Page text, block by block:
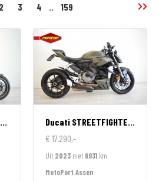
2 3 4 .. 159
Ducati STREETFIGHTER V2
€ 17.290,-
Uit 2023 met 6931 km
MotoPort Assen